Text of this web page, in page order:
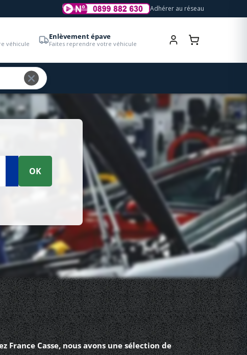
Adhérer au réseau
véhicule
Enlèvement épave
Faites reprendre votre véhicule
OK
France Casse, nous avons une sélection de